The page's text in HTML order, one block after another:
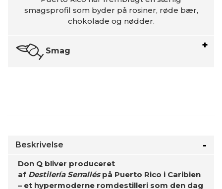
smagsprofil som byder på rosiner, røde bær,
chokolade og nødder.
Smag
Beskrivelse
Don Q bliver produceret
af Destilería Serralléspå Puerto Rico i Caribien
– et hypermoderne romdestilleri som den dag